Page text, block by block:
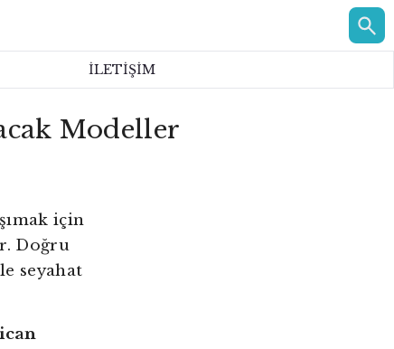
İLETİŞİM
Modeller
için
Doğru
seyahat